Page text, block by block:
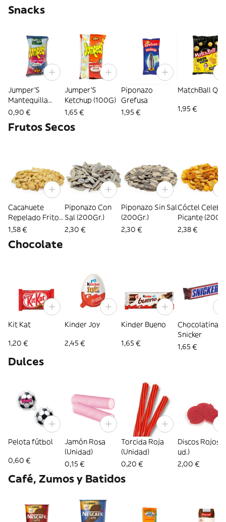
Snacks
Jumper'S
Mantequilla
(42G)
0,90 €
Jumper'S
Ketchup (100G)
1,65 €
Piponazo
Grefusa
1,95 €
MatchBall
1,95 €
Frutos Secos
Cacahuete
Repelado Frito
(200Gr.)
1,58 €
Piponazo Con
Sal (200Gr.)
2,30 €
Piponazo Sin Sal
(200Gr.)
2,30 €
Cóctel
Picante
2,38 €
Chocolate
Kit Kat
1,20 €
Kinder Joy
2,45 €
Kinder Bueno
1,65 €
Chocolatina
Snicker
1,65 €
Dulces
Pelota fútbol
0,60 €
Jamón Rosa
(Unidad)
0,15 €
Torcida Roja
(Unidad)
0,20 €
Discos Rojos
ud.)
2,00 €
Café, Zumos y Batidos